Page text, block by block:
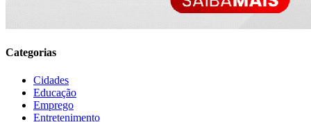
Categorias
Cidades
Educação
Emprego
Entretenimento